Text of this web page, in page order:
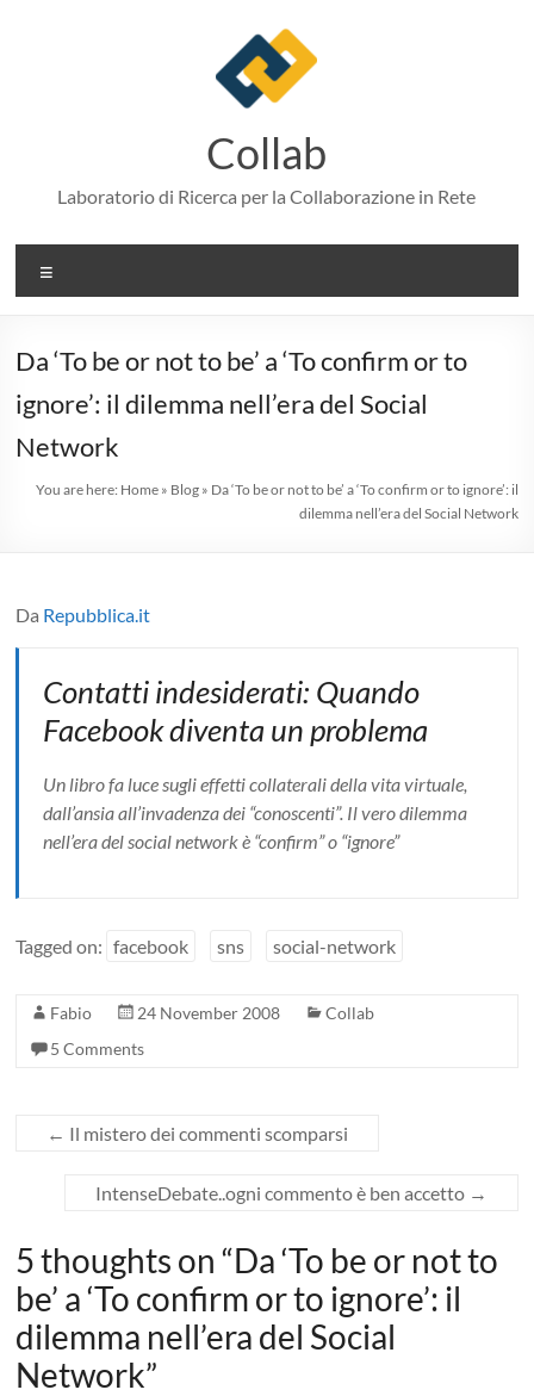
Collab
Laboratorio di Ricerca per la Collaborazione in Rete
Da ‘To be or not to be’ a ‘To confirm or to
ignore’: il dilemma nell’era del Social
Network
You are here: Home» Blog» Da ‘To be or not to be’ a ‘To confirm or to ignore’: il
dilemma nell’era del Social Network
Da Repubblica.it
Contatti indesiderati: Quando
Facebook diventa un problema
Un libro fa luce sugli effetti collaterali della vita virtuale,
dall’ansia all’invadenza dei “conoscenti”. Il vero dilemma
nell’era del social network è “confirm” o “ignore”
Tagged on: facebook sns social-network
Fabio 24 November 2008
Collab
5 Comments
← Il mistero dei commenti scomparsi
IntenseDebate..ogni commento è ben accetto →
5 thoughts on “Da ‘To be or not to
be’ a ‘To confirm or to ignore’: il
dilemma nell’era del Social
Network”